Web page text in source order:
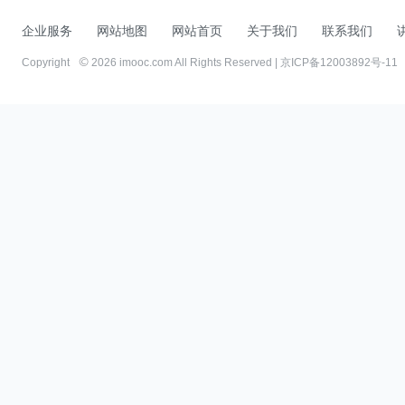
企业服务 网站地图 网站首页 关于我们 联系我们
Copyright 2026 imooc.com All Rights Reserved | 京ICP备12003892号-11